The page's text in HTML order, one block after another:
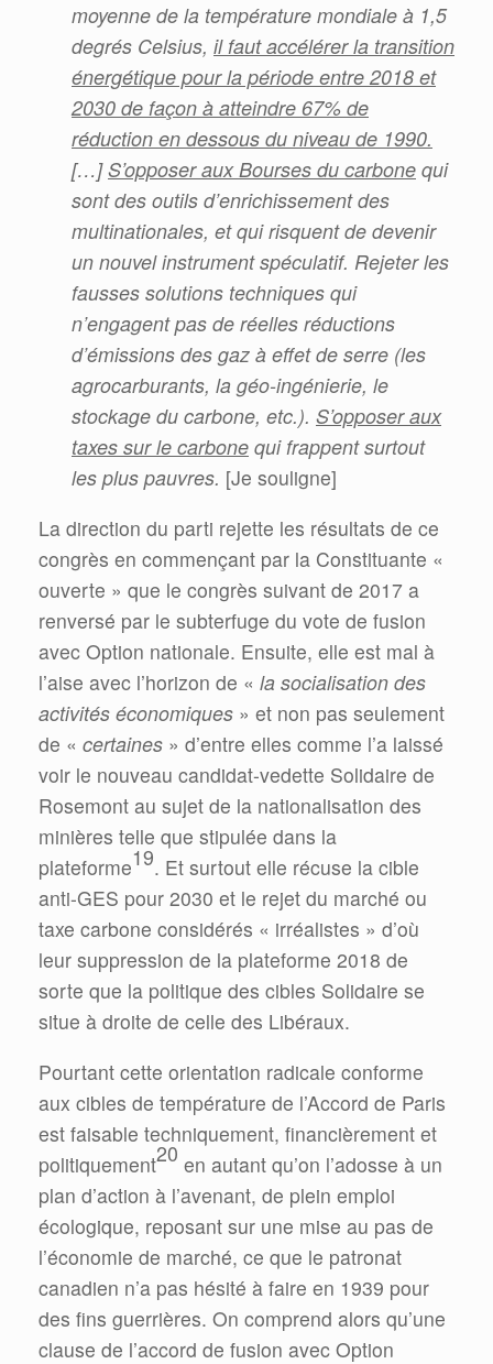
moyenne de la température mondiale à 1,5
degrés Celsius, il faut accélérer la transition
énergétique pour la période entre 2018 et
2030 de façon à atteindre 67% de
réduction en dessous du niveau de 1990.
[…]S’opposer aux Bourses du carbone qui
sont des outils d’enrichissement des
multinationales, et qui risquent de devenir
un nouvel instrument spéculatif. Rejeter les
fausses solutions techniques qui
n’engagent pas de réelles réductions
d’émissions des gaz à effet de serre (les
agrocarburants, la géo-ingénierie, le
stockage du carbone, etc.). S’opposer aux
taxes sur le carbone qui frappent surtout
les plus pauvres. [Je souligne]
La direction du parti rejette les résultats de ce
congrès en commençant par la Constituante «
ouverte » que le congrès suivant de 2017 a
renversé par le subterfuge du vote de fusion
avec Option nationale. Ensuite, elle est mal à
l’aise avec l’horizon de « la socialisation des
activités économiques » et non pas seulement
de « certaines » d’entre elles comme l’a laissé
voir le nouveau candidat-vedette Solidaire de
Rosemont au sujet de la nationalisation des
minières telle que stipulée dans la
plateforme19. Et surtout elle récuse la cible
anti-GES pour 2030 et le rejet du marché ou
taxe carbone considérés « irréalistes » d’où
leur suppression de la plateforme 2018 de
sorte que la politique des cibles Solidaire se
situe à droite de celle des Libéraux.
Pourtant cette orientation radicale conforme
aux cibles de température de l’Accord de Paris
est faisable techniquement, financièrement et
politiquement20 en autant qu’on l’adosse à un
plan d’action à l’avenant, de plein emploi
écologique, reposant sur une mise au pas de
l’économie de marché, ce que le patronat
canadien n’a pas hésité à faire en 1939 pour
des fins guerrières. On comprend alors qu’une
clause de l’accord de fusion avec Option